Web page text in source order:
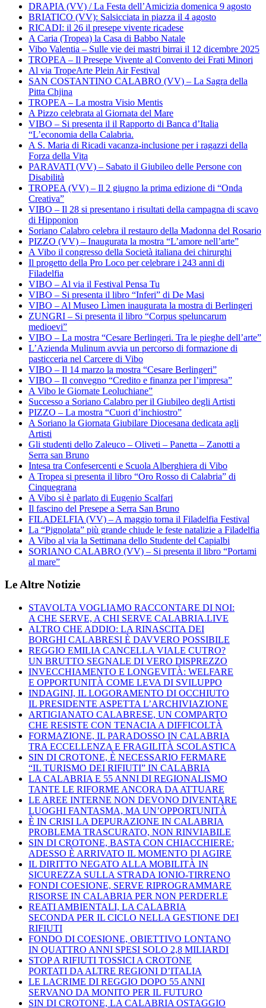
DRAPIA (VV) / La Festa dell’Amicizia domenica 9 agosto
BRIATICO (VV): Salsicciata in piazza il 4 agosto
RICADI: il 26 il presepe vivente ricadese
A Caria (Tropea) la Casa di Babbo Natale
Vibo Valentia – Sulle vie dei mastri birrai il 12 dicembre 2025
TROPEA – Il Presepe Vivente al Convento dei Frati Minori
Al via TropeArte Plein Air Festival
SAN COSTANTINO CALABRO (VV) – La Sagra della
Pitta Chjina
TROPEA – La mostra Visio Mentis
A Pizzo celebrata al Giornata del Mare
VIBO – Si presenta il il Rapporto di Banca d’Italia
“L’economia della Calabria.
A S. Maria di Ricadi vacanza-inclusione per i ragazzi della
Forza della Vita
PARAVATI (VV) – Sabato il Giubileo delle Persone con
Disabilità
TROPEA (VV) – Il 2 giugno la prima edizione di “Onda
Creativa”
VIBO – Il 28 si presentano i risultati della campagna di scavo
di Hipponion
Soriano Calabro celebra il restauro della Madonna del Rosario
PIZZO (VV) – Inaugurata la mostra “L’amore nell’arte”
A Vibo il congresso della Società italiana dei chirurghi
Il progetto della Pro Loco per celebrare i 243 anni di
Filadelfia
VIBO – Al via il Festival Pensa Tu
VIBO – Si presenta il libro “Inferi” di De Masi
VIBO – Al Museo Lìmen inaugurata la mostra di Berlingeri
ZUNGRI – Si presenta il libro “Corpus speluncarum
medioevi”
VIBO – La mostra “Cesare Berlingeri. Tra le pieghe dell’arte”
L’Azienda Mulinum avvia un percorso di formazione di
pasticceria nel Carcere di Vibo
VIBO – Il 14 marzo la mostra “Cesare Berlingeri”
VIBO – Il convegno “Credito e finanza per l’impresa”
A Vibo le Giornate Leoluchiane”
Successo a Soriano Calabro per il Giubileo degli Artisti
PIZZO – La mostra “Cuori d’inchiostro”
A Soriano la Giornata Giubilare Diocesana dedicata agli
Artisti
Gli studenti dello Zaleuco – Oliveti – Panetta – Zanotti a
Serra san Bruno
Intesa tra Confesercenti e Scuola Alberghiera di Vibo
A Tropea si presenta il libro “Oro Rosso di Calabria” di
Cinquegrana
A Vibo si è parlato di Eugenio Scalfari
Il fascino del Presepe a Serra San Bruno
FILADELFIA (VV) – A maggio torna il Filadelfia Festival
La “Pignolata” più grande chiude le feste natalizie a Filadelfia
A Vibo al via la Settimana dello Studente del Capialbi
SORIANO CALABRO (VV) – Si presenta il libro “Portami
al mare”
Le Altre Notizie
STAVOLTA VOGLIAMO RACCONTARE DI NOI:
A CHE SERVE, A CHI SERVE CALABRIA.LIVE
ALTRO CHE ADDIO: LA RINASCITA DEI
BORGHI CALABRESI È DAVVERO POSSIBILE
REGGIO EMILIA CANCELLA VIALE CUTRO?
UN BRUTTO SEGNALE DI VERO DISPREZZO
INVECCHIAMENTO E LONGEVITÀ: WELFARE
E OPPORTUNITÀ COME LEVA DI SVILUPPO
INDAGINI, IL LOGORAMENTO DI OCCHIUTO
IL PRESIDENTE ASPETTA L’ARCHIVIAZIONE
ARTIGIANATO CALABRESE, UN COMPARTO
CHE RESISTE CON TENACIA A DIFFICOLTÀ
FORMAZIONE, IL PARADOSSO IN CALABRIA
TRA ECCELLENZA E FRAGILITÀ SCOLASTICA
SIN DI CROTONE, È NECESSARIO FERMARE
“IL TURISMO DEI RIFIUTI” IN CALABRIA
LA CALABRIA E 55 ANNI DI REGIONALISMO
TANTE LE RIFORME ANCORA DA ATTUARE
LE AREE INTERNE NON DEVONO DIVENTARE
LUOGHI FANTASMA, MA UN’OPPORTUNITÀ
È IN CRISI LA DEPURAZIONE IN CALABRIA
PROBLEMA TRASCURATO, NON RINVIABILE
SIN DI CROTONE, BASTA CON CHIACCHIERE:
ADESSO È ARRIVATO IL MOMENTO DI AGIRE
IL DIRITTO NEGATO ALLA MOBILITÀ IN
SICUREZZA SULLA STRADA IONIO-TIRRENO
FONDI COESIONE, SERVE RIPROGRAMMARE
RISORSE IN CALABRIA PER NON PERDERLE
REATI AMBIENTALI, LA CALABRIA
SECONDA PER IL CICLO NELLA GESTIONE DEI
RIFIUTI
FONDO DI COESIONE, OBIETTIVO LONTANO
IN QUATTRO ANNI SPESI SOLO 2,8 MILIARDI
STOP A RIFIUTI TOSSICI A CROTONE
PORTATI DA ALTRE REGIONI D’ITALIA
LE LACRIME DI REGGIO DOPO 55 ANNI
SERVANO DA MONITO PER IL FUTURO
SIN DI CROTONE, LA CALABRIA OSTAGGIO